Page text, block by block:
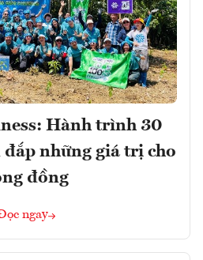
Hành trình 30
những giá trị cho
đồng
ngay